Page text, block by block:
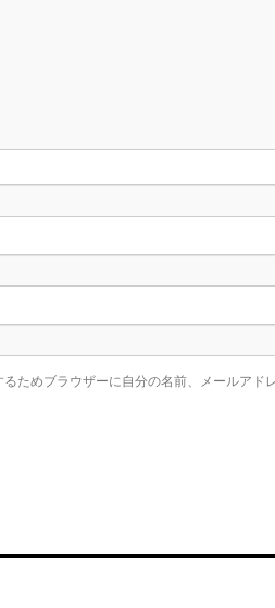
ためブラウザーに自分の名前、メールアド